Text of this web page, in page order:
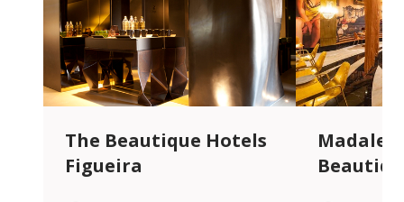
The Beautique Hotels
Figueira